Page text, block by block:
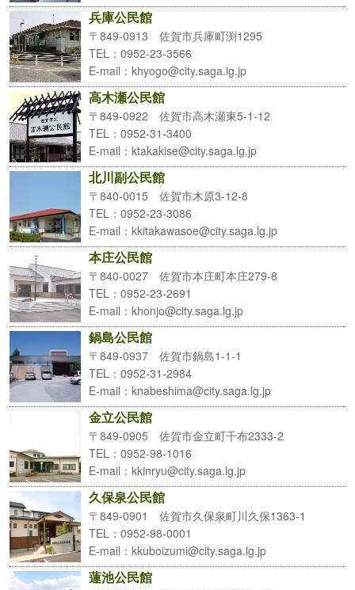
兵庫公民館
〒849-0913 佐賀市兵庫町渕1295
TEL ：0952-23-3566
E-mail ：khyogo@city.saga.lg.jp
高木瀬公民館
〒849-0922 佐賀市高木瀬東5-1-12
TEL ：0952-31-3400
E-mail ：ktakakise@city.saga.lg.jp
北川副公民館
〒840-0015 佐賀市木原3-12-8
TEL ：0952-23-3086
E-mail ：kkitakawasoe@city.saga.lg.jp
本庄公民館
〒840-0027 佐賀市本庄町本庄279-8
TEL ：0952-23-2691
E-mail ：khonjo@city.saga.lg.jp
鍋島公民館
〒849-0937 佐賀市鍋島1-1-1
TEL ：0952-31-2984
E-mail ：knabeshima@city.saga.lg.jp
金立公民館
〒849-0905 佐賀市金立町千布2333-2
TEL ：0952-98-1016
E-mail ：kkinryu@city.saga.lg.jp
久保泉公民館
〒849-0901 佐賀市久保泉町川久保1363-1
TEL ：0952-98-0001
E-mail ：kkuboizumi@city.saga.lg.jp
蓮池公民館